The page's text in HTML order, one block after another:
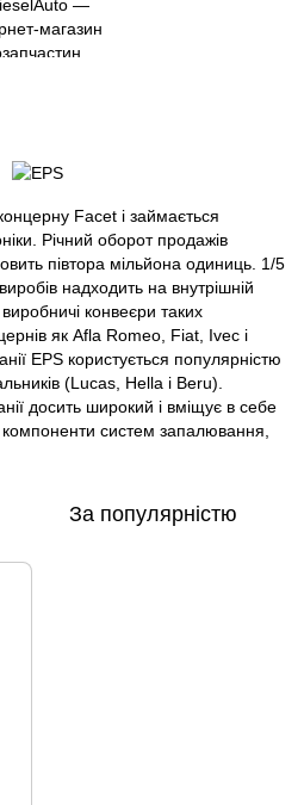
Facet і займається
Річний оборот продажів
півтора мільйона одиниць. 1/5
надходить на внутрішній
конвеєри таких
як Afla Romeo, Fiat, Ivec і
EPS користується популярністю
(Lucas, Hella і Beru).
досить широкий і вміщує в себе
компоненти систем запалювання,
За популярністю